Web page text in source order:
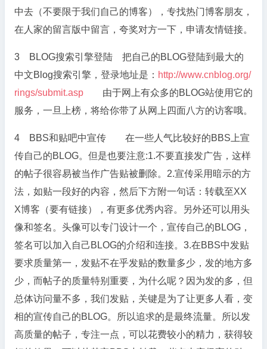
中去（不要限于我们自己的博客），专找热门博客朋友，
在人家的留言版中留言，夸奖对方一下，申请友情链接。
3 BLOG搜索引擎登陆 把自己的BLOG登陆到最大的
中文Blog搜索引擎，登录地址是： http://www.cnblog.org/
rings/submit.asp 由于网上有众多的BLOG站使用它的
服务，一旦上榜，将给你带了从网上四面八方的访客哦。
4 BBS和贴吧中宣传 在一些人气比较好的BBS上宣
传自己的BLOG。但是也要注意:1.不要直接发广告，这样
的帖子很容易被当作广告贴被删除。2.宣传采用暗示的方
法，如贴一段好的内容，然后下方附一句话：转载至XX
X博客（要有链接），有更多优秀内容。另外还可以用头
像和签名。头像可以专门设计一个，宣传自己的BLOG，
签名可以加入自己BLOG的介绍和连接。3.在BBS中发贴
要求质量第一，发贴不在乎发贴的数量多少，发的地方多
少，而帖子的质量特别重要，为什么呢？因为发的多，但
总体访问量不多，我们发贴，关键是为了让更多人看，变
相的宣传自己的BLOG。所以追求的是最终流量。所以发
高质量的帖子，专注一点，可以花费较小的精力，获得较